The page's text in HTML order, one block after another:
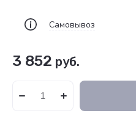
Самовывоз
3 852 руб.